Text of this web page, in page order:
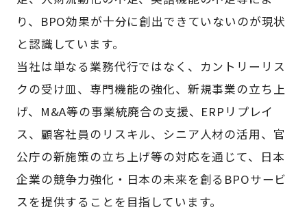
り、BPO効果が十分に創出できていないのが現状
と認識しています。
当社は単なる業務代行ではなく、カントリーリス
クの受け皿、専門機能の強化、新規事業の立ち上
げ、M&A等の事業統廃合の支援、ERPリプレイ
ス、顧客社員のリスキル、シニア人材の活用、官
公庁の新施策の立ち上げ等の対応を通じて、日本
企業の競争力強化・日本の未来を創るBPOサービ
スを提供することを目指しています。